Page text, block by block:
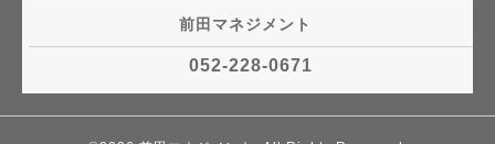
前田マネジメント
052-228-0671